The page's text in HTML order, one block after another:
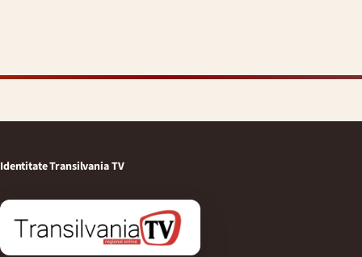
Identitate Transilvania TV